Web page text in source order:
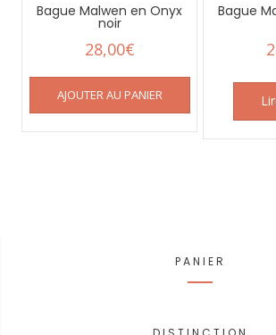
Bague Malwen en Onyx
noir
28,00€
AJOUTER AU PANIER
Bague
PANIER